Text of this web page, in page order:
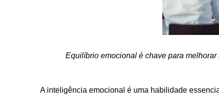
Equilíbrio emocional é chave para
A inteligência emocional é uma habilidade